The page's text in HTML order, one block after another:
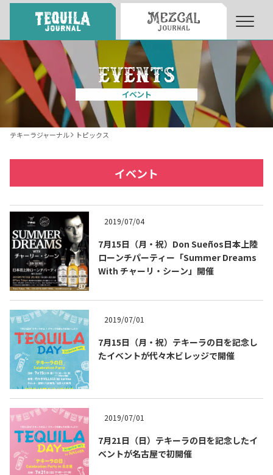
About About Tequila Journal
テキーラとは What’s Tequila
テキーラマーケット
テキーラの飲み方 How to Drink Tequila
メキシコ料理 Cuisines of Mexico
メキシコ旅行
メキシコの記念日 Events of Mexico
イベント
テキーラジャーナル トピックス
イベント
2019/07/04
7月15日（月・祝）Don Sueños日本上陸
ローンチパーティー「Summer Dreams
With チャーリ・シーン」開催
2019/07/01
7月15日（月・祝）テキーラの日を記念し
たイベントが代々木ビレッジで開催
2019/07/01
7月21日（日）テキーラの日を記念したイ
ベントが名古屋で初開催